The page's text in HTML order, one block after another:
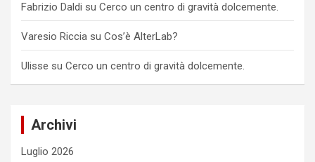
Fabrizio Daldi su Cerco un centro di gravità dolcemente.
Varesio Riccia su Cos’è AlterLab?
Ulisse su Cerco un centro di gravità dolcemente.
Archivi
Luglio 2026